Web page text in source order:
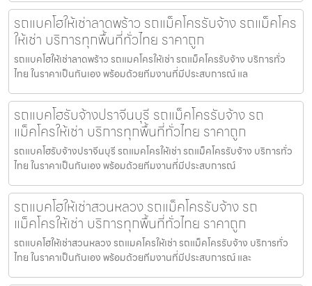
รถแบคโฮให้เช่าลาดพร้าว รถแม็คโครรับจ้าง รถแม็คโคร
ให้เช่า บริการทุกพื้นที่ทั่วไทย ราคาถูก
รถแบคโฮให้เช่าลาดพร้าว รถแมคโครให้เช่า รถแม็คโครรับจ้าง บริการทั่ว
ไทย ในราคาเป็นกันเอง พร้อมด้วยทีมงานที่มีประสบการณ์ แล
รถแบคโฮรับจ้างปราจีนบุรี รถแม็คโครรับจ้าง รถ
แม็คโครให้เช่า บริการทุกพื้นที่ทั่วไทย ราคาถูก
รถแบคโฮรับจ้างปราจีนบุรี รถแมคโครให้เช่า รถแม็คโครรับจ้าง บริการทั่ว
ไทย ในราคาเป็นกันเอง พร้อมด้วยทีมงานที่มีประสบการณ์
รถแบคโฮให้เช่าสวนหลวง รถแม็คโครรับจ้าง รถ
แม็คโครให้เช่า บริการทุกพื้นที่ทั่วไทย ราคาถูก
รถแบคโฮให้เช่าสวนหลวง รถแมคโครให้เช่า รถแม็คโครรับจ้าง บริการทั่ว
ไทย ในราคาเป็นกันเอง พร้อมด้วยทีมงานที่มีประสบการณ์ และ